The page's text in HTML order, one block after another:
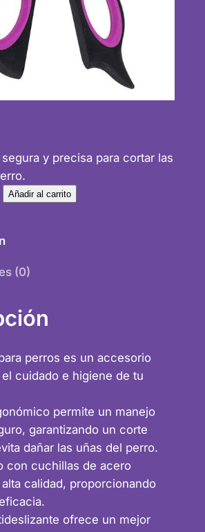
y precisa para cortar las
Añadir al carrito
(0)
perros es un accesorio
cuidado e higiene de tu
permite un manejo
garantizando un corte
dañar las uñas del perro.
con cuchillas de acero
calidad, proporcionando
ofrece un mejor